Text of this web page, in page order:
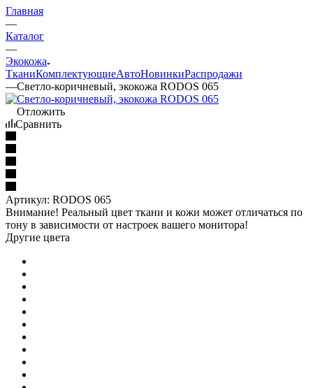
Главная
—
Каталог
—
Экокожа
ТканиКомплектующиеАвтоНовинкиРаспродажи
—Светло-коричневый, экокожа RODOS 065
Отложить
Сравнить
Артикул: RODOS 065
Внимание! Реальный цвет ткани и кожи может отличаться по
тону в зависимости от настроек вашего монитора!
Другие цвета